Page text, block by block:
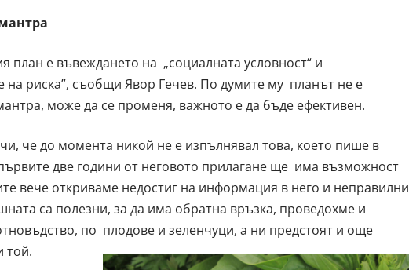
план е въвеждането на „социалната условност“ и
на риска”, съобщи Явор Гечев. По думите му планът не е
може да се променя, важното е да бъде ефективен.
че до момента никой не е изпълнявал това, което пише в
две години от неговото прилагане ще има възможност
вече откриваме недостиг на информация в него и неправилни
са полезни, за да има обратна връзка, проведохме и
по плодове и зеленчуци, а ни предстоят и още
той.